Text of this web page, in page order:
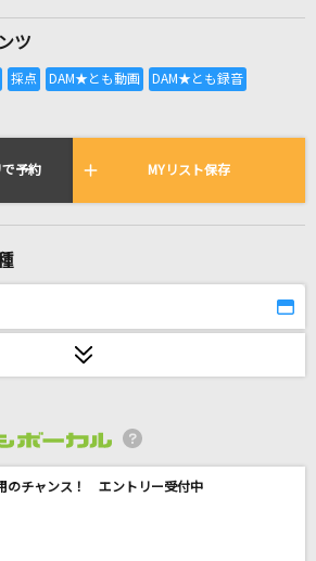
全国りれき
イムで歌われている曲の一覧
ツ
予約 MYリスト保存
のチャンス！ エントリー受付中